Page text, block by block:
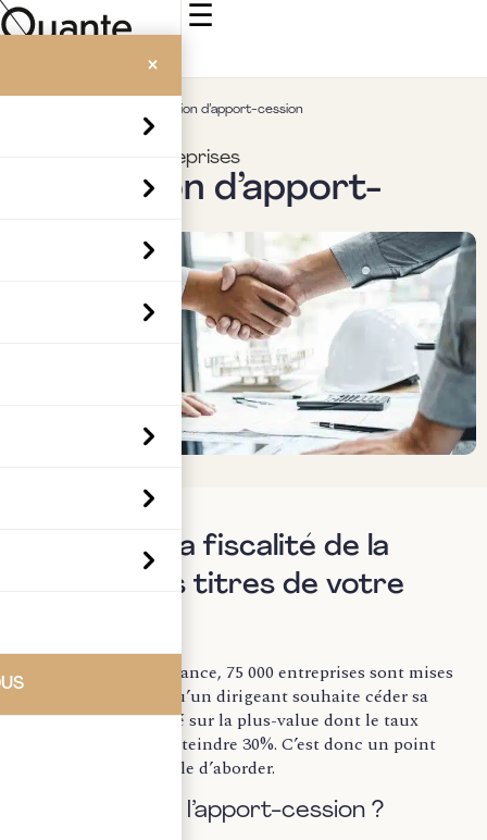
☰
×
Opération d’apport-cession
Fiscalité des entreprises
Opération d’apport-
Boubaker Hedia
Optimisez la fiscalité de la
cession des titres de votre
Chaque année en France, 75 000 entreprises sont mises
en vente. Lorsque qu’un dirigeant souhaite céder sa
société, il est imposé sur la plus-value dont le taux
d’imposition peut atteindre 30%. C’est donc un point
sensible qu’il est utile d’aborder.
Qu’est-ce que l’apport-cession ?